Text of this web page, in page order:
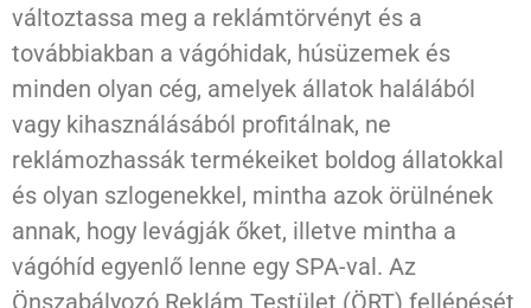
változtassa meg a reklámtörvényt és a
továbbiakban a vágóhidak, húsüzemek és
minden olyan cég, amelyek állatok halálából
vagy kihasználásából profitálnak, ne
reklámozhassák termékeiket boldog állatokkal
és olyan szlogenekkel, mintha azok örülnének
annak, hogy levágják őket, illetve mintha a
vágóhíd egyenlő lenne egy SPA-val. Az